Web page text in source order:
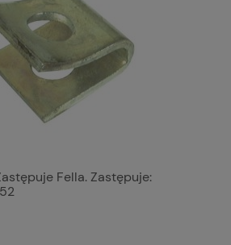
Fella. Zastępuje: